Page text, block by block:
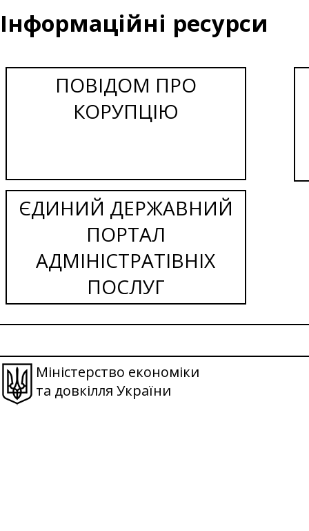
Інформаційні ресурси
ПОВІДОМ ПРО
КОРУПЦІЮ
ЄДИНИЙ ДЕРЖАВНИЙ
ПОРТАЛ
АДМІНІСТРАТІВНІХ
ПОСЛУГ
Міністерство економіки
та довкілля України